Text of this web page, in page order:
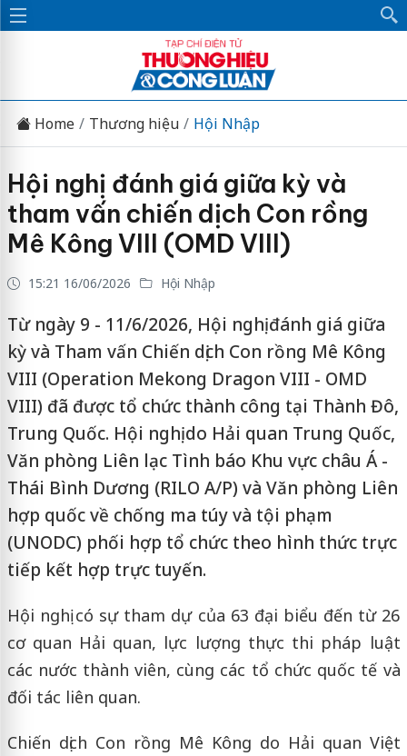
Home Thương hiệu Hội Nhập
Hội nghị đánh giá giữa kỳ và
tham vấn chiến dịch Con rồng
Mê Kông VIII (OMD VIII)
15:21 16/06/2026 Hội Nhập
Từ ngày 9 - 11/6/2026, Hội nghị đánh giá giữa
kỳ và Tham vấn Chiến dịch Con rồng Mê Kông
VIII (Operation Mekong Dragon VIII - OMD
VIII) đã được tổ chức thành công tại Thành Đô,
Trung Quốc. Hội nghị do Hải quan Trung Quốc,
Văn phòng Liên lạc Tình báo Khu vực châu Á -
Thái Bình Dương (RILO A/P) và Văn phòng Liên
hợp quốc về chống ma túy và tội phạm
(UNODC) phối hợp tổ chức theo hình thức trực
tiếp kết hợp trực tuyến.
Hội nghị có sự tham dự của 63 đại biểu đến từ 26
cơ quan Hải quan, lực lượng thực thi pháp luật
các nước thành viên, cùng các tổ chức quốc tế và
đối tác liên quan.
Chiến dịch Con rồng Mê Kông do Hải quan Việt